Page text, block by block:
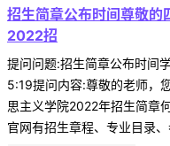
招生简章公布时间尊敬的
2022招
提问问题:招生简章公布时间
5:19提问内容:尊敬的老师，
思主义学院2022年招生简章
官网有招生章程、专业目录